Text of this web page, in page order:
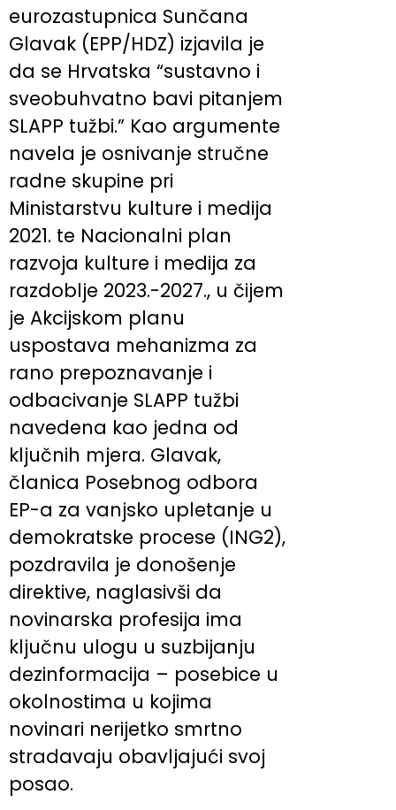
eurozastupnica Sunčana
Glavak (EPP/HDZ) izjavila je
da se Hrvatska “sustavno i
sveobuhvatno bavi pitanjem
SLAPP tužbi.” Kao argumente
navela je osnivanje stručne
radne skupine pri
Ministarstvu kulture i medija
2021. te Nacionalni plan
razvoja kulture i medija za
razdoblje 2023.-2027., u čijem
je Akcijskom planu
uspostava mehanizma za
rano prepoznavanje i
odbacivanje SLAPP tužbi
navedena kao jedna od
ključnih mjera. Glavak,
članica Posebnog odbora
EP-a za vanjsko upletanje u
demokratske procese (ING2),
pozdravila je donošenje
direktive, naglasivši da
novinarska profesija ima
ključnu ulogu u suzbijanju
dezinformacija – posebice u
okolnostima u kojima
novinari nerijetko smrtno
stradavaju obavljajući svoj
posao.